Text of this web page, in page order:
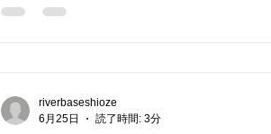
利用の方のみとなります。 ご来場前に必
イン日からチェックアウト日までご利用
② つかみ取り体験をされる方 → 体験当日
riverbaseshioze
6月25日
読了時間: 3分